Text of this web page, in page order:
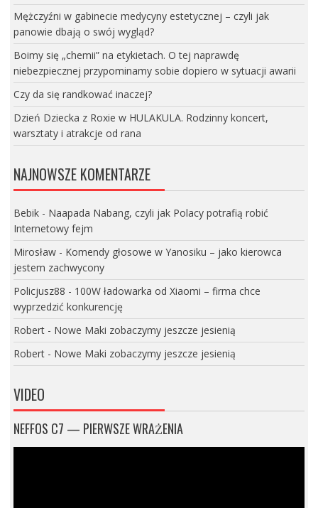
Mężczyźni w gabinecie medycyny estetycznej – czyli jak
panowie dbają o swój wygląd?
Boimy się „chemii” na etykietach. O tej naprawdę
niebezpiecznej przypominamy sobie dopiero w sytuacji awarii
Czy da się randkować inaczej?
Dzień Dziecka z Roxie w HULAKULA. Rodzinny koncert,
warsztaty i atrakcje od rana
NAJNOWSZE KOMENTARZE
Bebik- Naapada Nabang, czyli jak Polacy potrafią robić
Internetowy fejm
Mirosław- Komendy głosowe w Yanosiku – jako kierowca
jestem zachwycony
Policjusz88 - 100W ładowarka od Xiaomi – firma chce
wyprzedzić konkurencję
Robert- Nowe Maki zobaczymy jeszcze jesienią
Robert- Nowe Maki zobaczymy jeszcze jesienią
VIDEO
NEFFOS C7 — PIERWSZE WRAŻENIA